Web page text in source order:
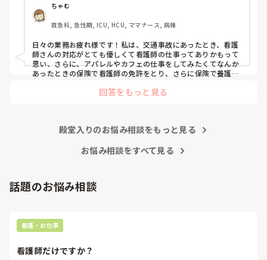
ちゃむ
救急科, 急性期, ICU, HCU, ママナース, 病棟
日々の業務お疲れ様です！私は、交通事故にあったとき、看護
師さんの対応がとても優しくて看護師の仕事ってありかもって
思い、さらに、アパレルやカフェの仕事をしてみたくてなんか
あったときの保険で看護師の免許をとり、さらに保険で養護教
回答をもっと見る
殿堂入りのお悩み相談をもっと見る
お悩み相談をすべて見る
話題のお悩み相談
看護・お仕事
看護師だけですか？